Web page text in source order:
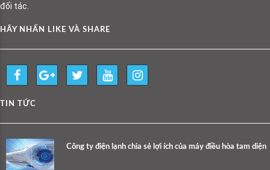
đối tác.
HÃY NHẤN LIKE VÀ SHARE
TIN TỨC
Công ty điện lạnh chia sẻ lợi ích của máy điều hòa tam diện